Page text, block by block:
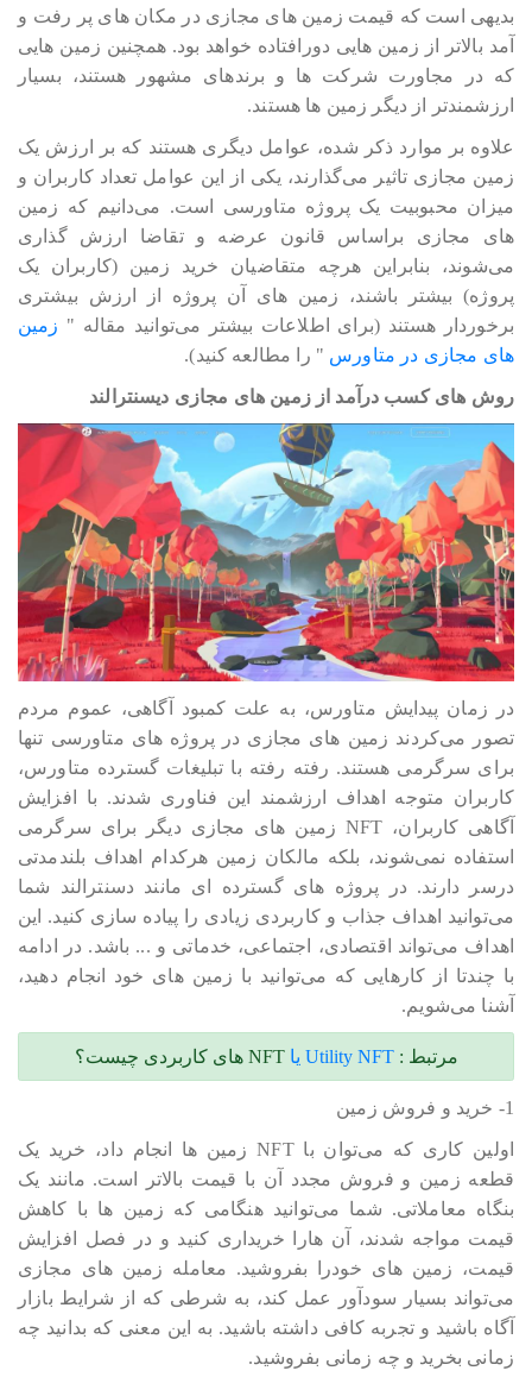
بدیهی است که قیمت زمین های مجازی در مکان های پر رفت و
آمد بالاتر از زمین هایی دورافتاده خواهد بود. همچنین زمین هایی
که در مجاورت شرکت ها و برندهای مشهور هستند، بسیار
ارزشمندتر از دیگر زمین ها هستند.
علاوه بر موارد ذکر شده، عوامل دیگری هستند که بر ارزش یک
زمین مجازی تاثیر می‎‎‎‎‎‎گذارند، یکی از این عوامل تعداد کاربران و
میزان محبوبیت یک پروژه متاورسی است. می‎‎‎‎‎‎دانیم که زمین
های مجازی براساس قانون عرضه و تقاضا ارزش گذاری
می‎‎‎‎‎‎شوند، بنابراین هرچه متقاضیان خرید زمین (کاربران یک
پروژه) بیشتر باشند، زمین های آن پروژه از ارزش بیشتری
برخوردار هستند (برای اطلاعات بیشتر می‎‎‎‎‎‎توانید مقاله "
زمین
های مجازی در متاورس " را مطالعه کنید).
روش های کسب درآمد از زمین های مجازی دیسنترالند
در زمان پیدایش متاورس، به علت کمبود آگاهی، عموم مردم
تصور می‎‎‎‎‎‎کردند زمین های مجازی در پروژه های متاورسی تنها
برای سرگرمی هستند. رفته رفته با تبلیغات گسترده متاورس،
کاربران متوجه اهداف ارزشمند این فناوری شدند. با افزایش
آگاهی کاربران، NFT زمین های مجازی دیگر برای سرگرمی
استفاده نمی‎‎‎‎‎‎شوند، بلکه مالکان زمین هرکدام اهداف بلندمدتی
درسر دارند. در پروژه های گسترده ای مانند دسنترالند شما
می‎‎‎‎‎‎توانید اهداف جذاب و کاربردی زیادی را پیاده سازی کنید. این
اهداف می‎‎‎‎‎‎تواند اقتصادی، اجتماعی، خدماتی و ... باشد. در ادامه
با چندتا از کارهایی که می‎‎‎‎‎‎توانید با زمین های خود انجام دهید،
آشنا می‎‎‎‎‎‎شویم.
مرتبط :Utility NFT یا NFT های کاربردی چیست؟
1- خرید و فروش زمین
اولین کاری که می‎‎‎‎‎‎توان با NFT زمین ها انجام داد، خرید یک
قطعه زمین و فروش مجدد آن با قیمت بالاتر است. مانند یک
بنگاه معاملاتی. شما می‎‎‎‎‎‎توانید هنگامی که زمین ها با کاهش
قیمت مواجه شدند، آن هارا خریداری کنید و در فصل افزایش
قیمت، زمین های خودرا بفروشید. معامله زمین های مجازی
می‎‎‎‎‎‎تواند بسیار سودآور عمل کند، به شرطی که از شرایط بازار
آگاه باشید و تجربه کافی داشته باشید. به این معنی که بدانید چه
زمانی بخرید و چه زمانی بفروشید.